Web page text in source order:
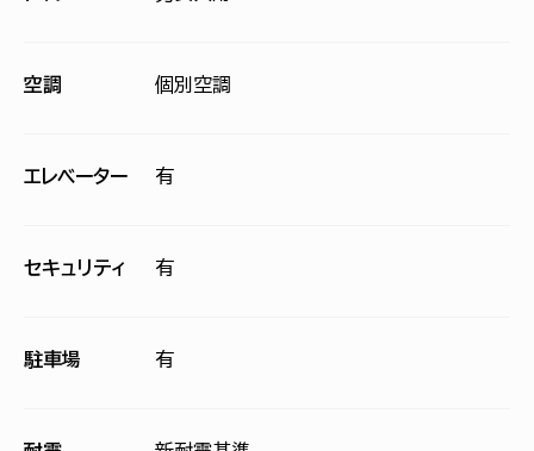
空調 個別空調
エレベーター 有
セキュリティ 有
駐車場 有